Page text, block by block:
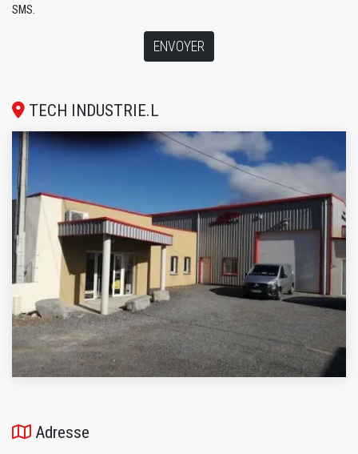
SMS.
ENVOYER
TECH INDUSTRIE.L
Adresse